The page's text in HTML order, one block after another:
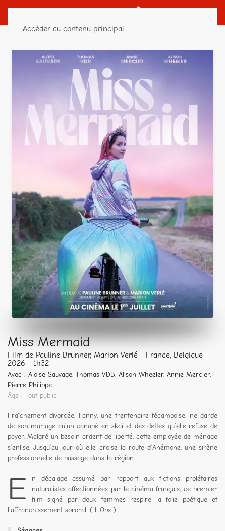
Accéder au contenu principal
Miss Mermaid
Film de Pauline Brunner, Marion Verlé - France, Belgique -
2026 - 1h32
Avec : Aloïse Sauvage, Thomas VDB, Alison Wheeler, Annie Mercier,
Pierre Philippe
Âge : Tout public
Fraîchement divorcée, Fanny, une trentenaire fécampoise, ne garde
de son mariage qu’un canapé en skaï et des dettes qu’elle refuse de
payer. Malgré un besoin ardent de liberté, cette employée de ménage
s’enlise. Jusqu’au jour où elle croise la route d’Anémone, une sirène
professionnelle de passage dans la région…
E
n décalage assumé par rapport aux fictions prolétaires
naturalistes affectionnées par le cinéma français, ce premier
film signé par deux femmes respire la folie poétique et
l’affranchissement sororal. ( L'Obs )